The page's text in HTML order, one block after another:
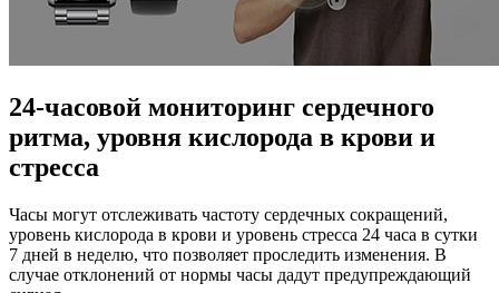
24-часовой мониторинг сердечного
ритма, уровня кислорода в крови и
стресса
Часы могут отслеживать частоту сердечных сокращений,
уровень кислорода в крови и уровень стресса 24 часа в сутки
7 дней в неделю, что позволяет проследить изменения. В
случае отклонений от нормы часы дадут предупреждающий